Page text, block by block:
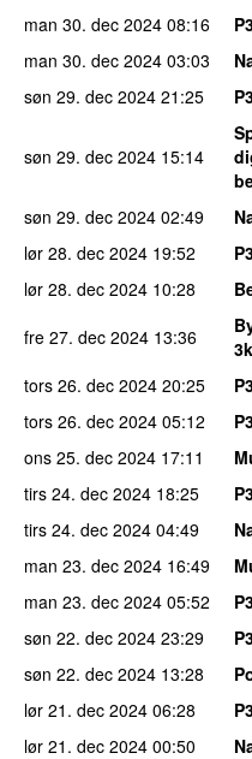
man 30. dec 2024 08:16
man 30. dec 2024 03:03
søn 29. dec 2024 21:25
søn 29. dec 2024 15:14
søn 29. dec 2024 02:49
lør 28. dec 2024 19:52
lør 28. dec 2024 10:28
fre 27. dec 2024 13:36
tors 26. dec 2024 20:25
tors 26. dec 2024 05:12
ons 25. dec 2024 17:11
tirs 24. dec 2024 18:25
tirs 24. dec 2024 04:49
man 23. dec 2024 16:49
man 23. dec 2024 05:52
søn 22. dec 2024 23:29
søn 22. dec 2024 13:28
lør 21. dec 2024 06:28
lør 21. dec 2024 00:50